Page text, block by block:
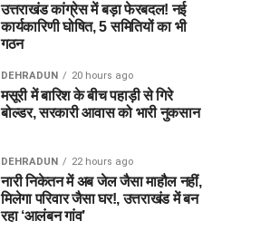
उत्तराखंड कांग्रेस में बड़ा फेरबदल! नई
कार्यकारिणी घोषित, 5 समितियों का भी
गठन
DEHRADUN 20 hours ago
मसूरी में बारिश के बीच पहाड़ी से गिरे
बोल्डर, सरकारी आवास को भारी नुकसान
DEHRADUN 22 hours ago
नारी निकेतन में अब जेल जैसा माहौल नहीं,
मिलेगा परिवार जैसा घर!, उत्तराखंड में बन
रहा ‘आलंबन गांव’